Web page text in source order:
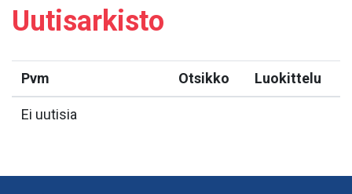
Uutisarkisto
Pvm Otsikko Luokittelu
Ei uutisia